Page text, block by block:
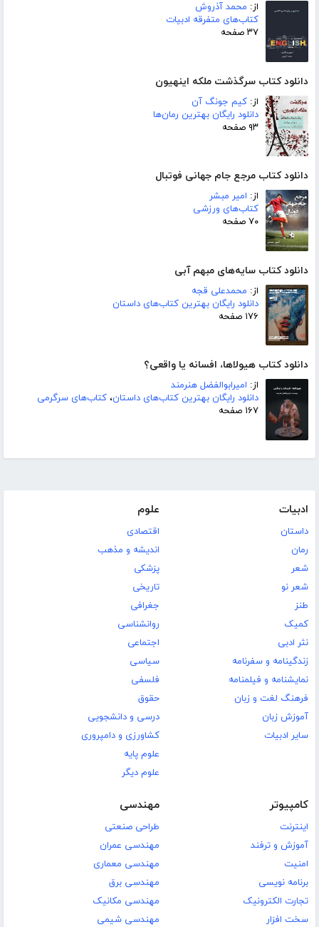
از: محمد آذروش
کتاب‌های متفرقه ادبیات
۳۷ صفحه
دانلود کتاب سرگذشت ملکه اینهیون
از: کیم جونگ آن
دانلود رایگان بهترین رمان‌ها
۹۳ صفحه
دانلود کتاب مرجع جام جهانی فوتبال
از: امیر مبشر
کتاب‌های ورزشی
۷۰ صفحه
دانلود کتاب سایه‌های مبهم آبی
از: محمدعلی قجه
دانلود رایگان بهترین کتاب‌های داستان
۱۷۶ صفحه
دانلود کتاب هیولاها، افسانه یا واقعی؟
از: امیرابوالفضل هنرمند
دانلود رایگان بهترین کتاب‌های داستان، کتاب‌های سرگرمی
۱۶۷ صفحه
ادبیات
داستان
رمان
شعر
شعر نو
طنز
کمیک
نثر ادبی
زندگینامه و سفرنامه
نمایشنامه و فیلمنامه
فرهنگ لغت و زبان
آموزش زبان
سایر ادبیات
علوم
اقتصادی
اندیشه و مذهب
پزشکی
تاریخی
جغرافی
روانشناسی
اجتماعی
سیاسی
فلسفی
حقوق
درسی و دانشجویی
کشاورزی و دامپروری
علوم پایه
علوم دیگر
کامپیوتر
اینترنت
آموزش و ترفند
امنیت
برنامه نویسی
تجارت الکترونیک
سخت افزار
مهندسی
طراحی صنعتی
مهندسی عمران
مهندسی معماری
مهندسی برق
مهندسی مکانیک
مهندسی شیمی